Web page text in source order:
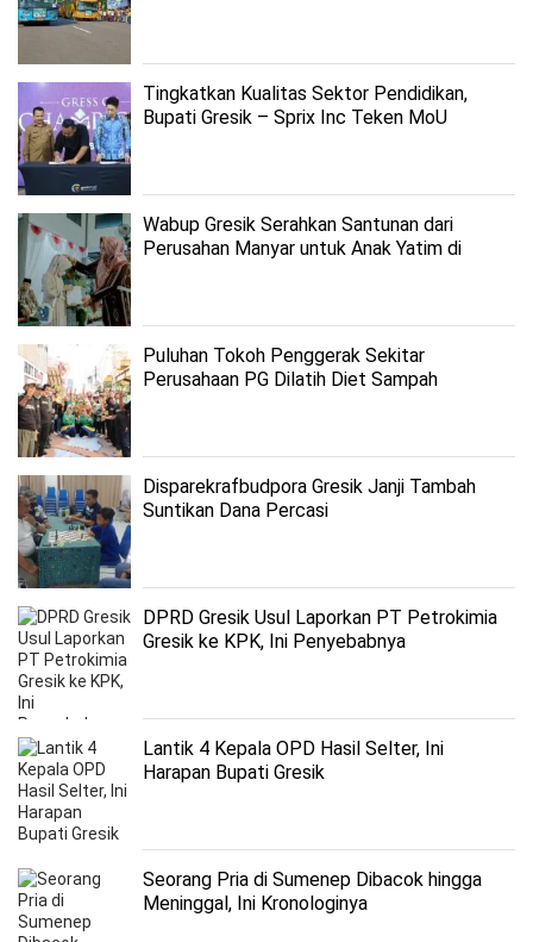
Tingkatkan Kualitas Sektor Pendidikan,
Bupati Gresik – Sprix Inc Teken MoU
Wabup Gresik Serahkan Santunan dari
Perusahan Manyar untuk Anak Yatim di
Puluhan Tokoh Penggerak Sekitar
Perusahaan PG Dilatih Diet Sampah
Disparekrafbudpora Gresik Janji Tambah
Suntikan Dana Percasi
DPRD Gresik Usul Laporkan PT Petrokimia
Gresik ke KPK, Ini Penyebabnya
Lantik 4 Kepala OPD Hasil Selter, Ini
Harapan Bupati Gresik
Seorang Pria di Sumenep Dibacok hingga
Meninggal, Ini Kronologinya